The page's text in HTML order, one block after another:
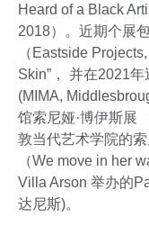
Heard of a Black
2018）。近期个展
（Eastside
Skin”， 并在2021
(MIMA,
馆索尼娅·博伊斯展
敦当代艺术学院的
（We move in her
Villa Arson 举办的
达尼斯)。